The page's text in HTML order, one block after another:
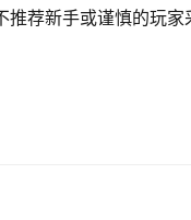
荐新手或谨慎的玩家